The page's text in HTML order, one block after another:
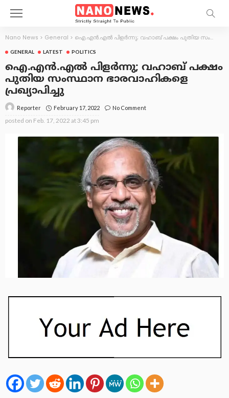
Nano News > General > ഐ.എന്‍.എല്‍ പിളർന്നു; വഹാബ് പക്ഷം പുതിയ സംസ്ഥാന ഭാരവാഹികളെ പ്രഖ്യാപിച്ചു
GENERAL LATEST POLITICS
ഐ.എന്‍.എല്‍ പിളർന്നു; വഹാബ് പക്ഷം
പുതിയ സംസ്ഥാന ഭാരവാഹികളെ
പ്രഖ്യാപിച്ചു
Reporter February 17, 2022 No Comment
posted on Feb. 17, 2022 at 3:45 pm